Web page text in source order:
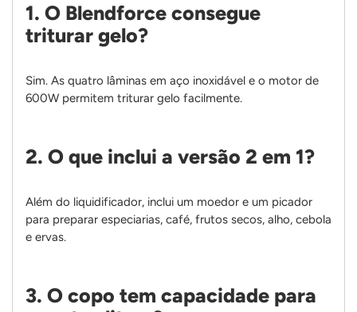
1. O Blendforce consegue
triturar gelo?
Sim. As quatro lâminas em aço inoxidável e o motor de
600W permitem triturar gelo facilmente.
2. O que inclui a versão 2 em 1?
Além do liquidificador, inclui um moedor e um picador
para preparar especiarias, café, frutos secos, alho, cebola
e ervas.
3. O copo tem capacidade para